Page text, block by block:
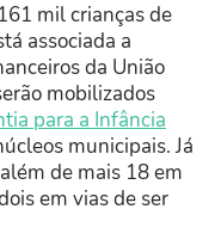
mil crianças de
associada a
da União
mobilizados
para a Infância
municipais. Já
de mais 18 em
em vias de ser